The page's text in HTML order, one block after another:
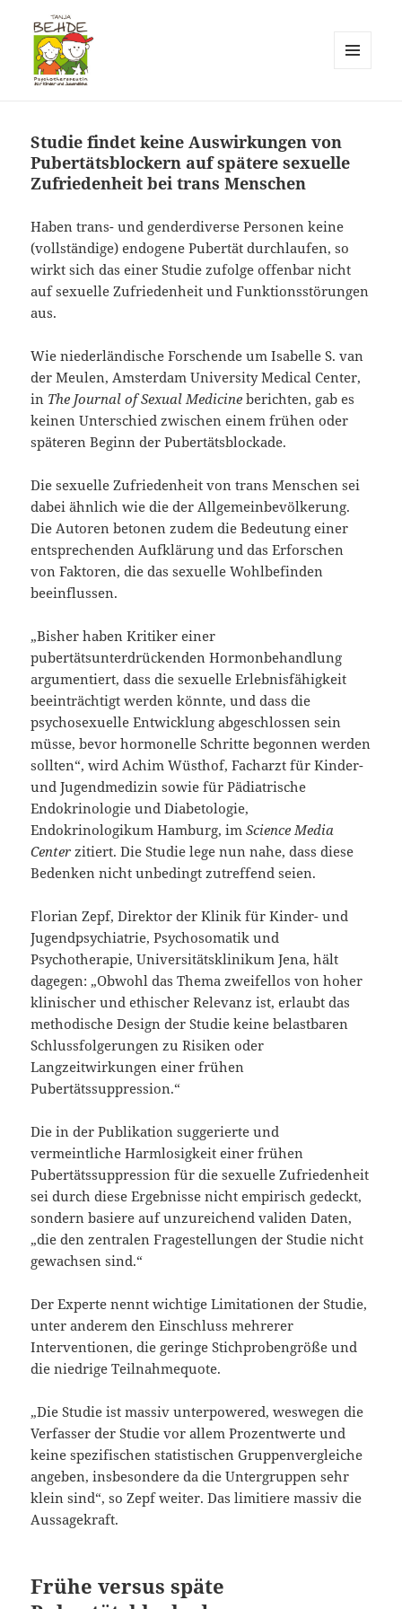
Studie findet keine Auswirkungen von
Pubertätsblockern auf spätere sexuelle
Zufriedenheit bei trans Menschen
Haben trans- und genderdiverse Personen keine
(vollständige) endogene Pubertät durchlaufen, so
wirkt sich das einer Studie zufolge offenbar nicht
auf sexuelle Zufriedenheit und Funktionsstörungen
aus.
Wie niederländische Forschende um Isabelle S. van
der Meulen, Amsterdam University Medical Center,
in The Journal of Sexual Medicine berichten, gab es
keinen Unterschied zwischen einem frühen oder
späteren Beginn der Pubertätsblockade.
Die sexuelle Zufriedenheit von trans Menschen sei
dabei ähnlich wie die der Allgemeinbevölkerung.
Die Autoren betonen zudem die Bedeutung einer
entsprechenden Aufklärung und das Erforschen
von Faktoren, die das sexuelle Wohlbefinden
beeinflussen.
„Bisher haben Kritiker einer
pubertätsunterdrückenden Hormonbehandlung
argumentiert, dass die sexuelle Erlebnisfähigkeit
beeinträchtigt werden könnte, und dass die
psychosexuelle Entwicklung abgeschlossen sein
müsse, bevor hormonelle Schritte begonnen werden
sollten“, wird Achim Wüsthof, Facharzt für Kinder-
und Jugendmedizin sowie für Pädiatrische
Endokrinologie und Diabetologie,
Endokrinologikum Hamburg, imScience Media
Center zitiert. Die Studie lege nun nahe, dass diese
Bedenken nicht unbedingt zutreffend seien.
Florian Zepf, Direktor der Klinik für Kinder- und
Jugendpsychiatrie, Psychosomatik und
Psychotherapie, Universitätsklinikum Jena, hält
dagegen: „Obwohl das Thema zweifellos von hoher
klinischer und ethischer Relevanz ist, erlaubt das
methodische Design der Studie keine belastbaren
Schlussfolgerungen zu Risiken oder
Langzeitwirkungen einer frühen
Pubertätssuppression.“
Die in der Publikation suggerierte und
vermeintliche Harmlosigkeit einer frühen
Pubertätssuppression für die sexuelle Zufriedenheit
sei durch diese Ergebnisse nicht empirisch gedeckt,
sondern basiere auf unzureichend validen Daten,
„die den zentralen Fragestellungen der Studie nicht
gewachsen sind.“
Der Experte nennt wichtige Limitationen der Studie,
unter anderem den Einschluss mehrerer
Interventionen, die geringe Stichprobengröße und
die niedrige Teilnahmequote.
„Die Studie ist massiv unterpowered, weswegen die
Verfasser der Studie vor allem Prozentwerte und
keine spezifischen statistischen Gruppenvergleiche
angeben, insbesondere da die Untergruppen sehr
klein sind“, so Zepf weiter. Das limitiere massiv die
Aussagekraft.
Frühe versus späte